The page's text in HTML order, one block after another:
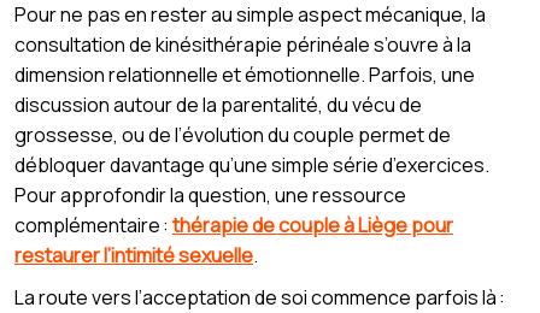
Pour ne pas en rester au simple aspect mécanique, la
consultation de kinésithérapie périnéale s’ouvre à la
dimension relationnelle et émotionnelle. Parfois, une
discussion autour de la parentalité, du vécu de
grossesse, ou de l’évolution du couple permet de
débloquer davantage qu’une simple série d’exercices.
Pour approfondir la question, une ressource
complémentaire :thérapie de couple à Liège pour
restaurer l’intimité sexuelle.
La route vers l’acceptation de soi commence parfois là :